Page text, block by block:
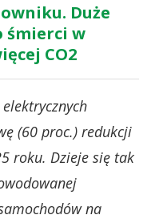
Duże
śmierci w
CO2
(60 proc.) redukcji
roku. Dzieje się tak
na